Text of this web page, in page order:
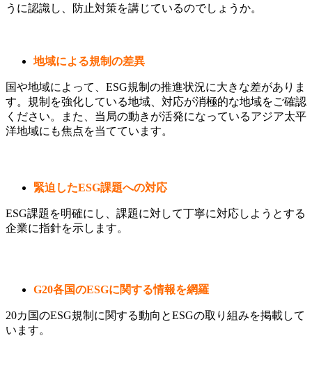
うに認識し、防止対策を講じているのでしょうか。
地域による規制の差異
国や地域によって、ESG規制の推進状況に大きな差がありま
す。規制を強化している地域、対応が消極的な地域をご確認
ください。また、当局の動きが活発になっているアジア太平
洋地域にも焦点を当てています。
緊迫したESG課題への対応
ESG課題を明確にし、課題に対して丁寧に対応しようとする
企業に指針を示します。
G20各国のESGに関する情報を網羅
20カ国のESG規制に関する動向とESGの取り組みを掲載して
います。